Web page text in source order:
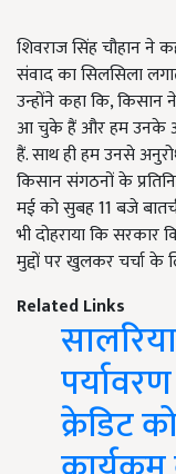
शिवराज सिंह चौहान ने
संवाद का सिलसिला
उन्होंने कहा कि,
आ चुके हैं और हम उनके
हैं. साथ ही हम उनसे
किसान संगठनों के
मई को सुबह 11 बजे
भी दोहराया कि
मुद्दों पर खुलकर चर्चा के
Related Links
क्रेडिट